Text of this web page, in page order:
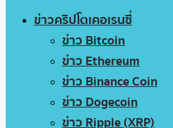
ข่าวคริปโตเคอเรนซี่
ข่าว Bitcoin
ข่าว Ethereum
ข่าว Binance Coin
ข่าว Dogecoin
ข่าว Ripple (XRP)